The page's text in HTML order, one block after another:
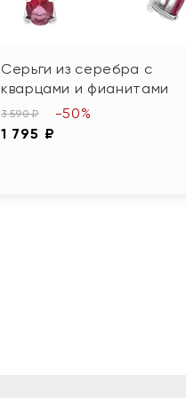
Серьги из серебра с
кварцами и фианитами
3 590 ₽
1 795 ₽
-50%